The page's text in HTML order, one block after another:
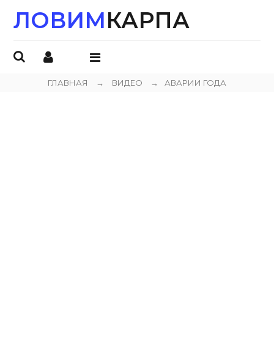
ЛОВИМКАРПА
МЕНЮ
ГЛАВНАЯ → ВИДЕО → АВАРИИ ГОДА